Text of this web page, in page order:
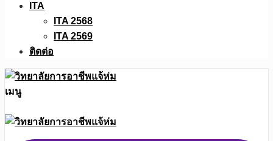
ITA
ITA 2568
ITA 2569
ติดต่อ
เมนู